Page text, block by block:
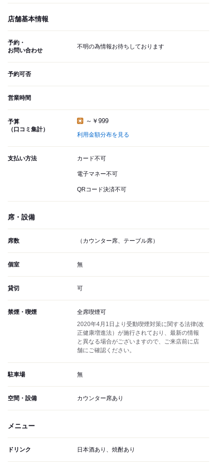
店舗基本情報
予約・
お問い合わせ
不明の為情報お待ちしております
予約可否
営業時間
予算
（口コミ集計）
～￥999
利用金額分布を見る
支払い方法 カード不可
電子マネー不可
QRコード決済不可
席・設備
席数 （カウンター席、テーブル席）
個室 無
貸切 可
禁煙・喫煙
全席喫煙可
2020年4月1日より受動喫煙対策に関する法律(改
正健康増進法）が施行されており、最新の情報
と異なる場合がございますので、ご来店前に店
舗にご確認ください。
駐車場 無
空間・設備 カウンター席あり
メニュー
ドリンク 日本酒あり、焼酎あり